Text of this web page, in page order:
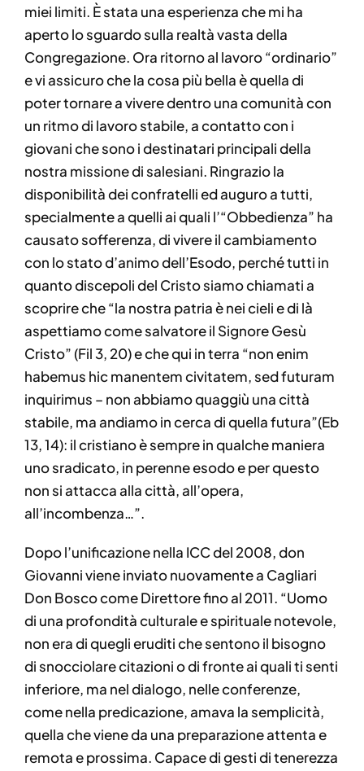
miei limiti. È stata una esperienza che mi ha
aperto lo sguardo sulla realtà vasta della
Congregazione. Ora ritorno al lavoro “ordinario”
e vi assicuro che la cosa più bella è quella di
poter tornare a vivere dentro una comunità con
un ritmo di lavoro stabile, a contatto con i
giovani che sono i destinatari principali della
nostra missione di salesiani. Ringrazio la
disponibilità dei confratelli ed auguro a tutti,
specialmente a quelli ai quali l’“Obbedienza” ha
causato sofferenza, di vivere il cambiamento
con lo stato d’animo dell’Esodo, perché tutti in
quanto discepoli del Cristo siamo chiamati a
scoprire che “la nostra patria è nei cieli e di là
aspettiamo come salvatore il Signore Gesù
Cristo” (Fil 3, 20) e che qui in terra “non enim
habemus hic manentem civitatem, sed futuram
inquirimus – non abbiamo quaggiù una città
stabile, ma andiamo in cerca di quella futura”(Eb
13, 14): il cristiano è sempre in qualche maniera
uno sradicato, in perenne esodo e per questo
non si attacca alla città, all’opera,
all’incombenza…”.
Dopo l’unificazione nella ICC del 2008, don
Giovanni viene inviato nuovamente a Cagliari
Don Bosco come Direttore fino al 2011. “Uomo
di una profondità culturale e spirituale notevole,
non era di quegli eruditi che sentono il bisogno
di snocciolare citazioni o di fronte ai quali ti senti
inferiore, ma nel dialogo, nelle conferenze,
come nella predicazione, amava la semplicità,
quella che viene da una preparazione attenta e
remota e prossima. Capace di gesti di tenerezza